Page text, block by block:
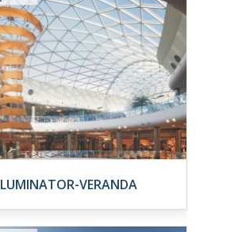
LUMINATOR-VERANDA